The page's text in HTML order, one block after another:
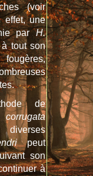
(voir
effet, une
parH.
tout son
de
corrugata
peut
son
à